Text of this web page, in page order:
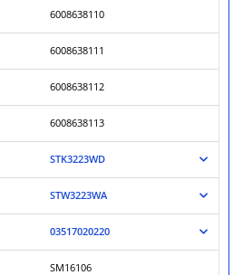
6008638110
6008638111
6008638112
6008638113
STK3223WD
STW3223WA
03517020220
SM16106